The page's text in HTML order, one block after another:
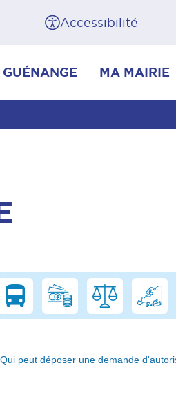
Accessibilité
MA MAIRIE
Qui peut déposer une demande